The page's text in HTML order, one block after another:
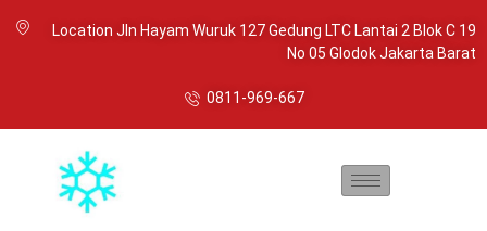
Location Jln Hayam Wuruk 127 Gedung LTC Lantai 2 Blok C 19
No 05 Glodok Jakarta Barat
0811-969-667